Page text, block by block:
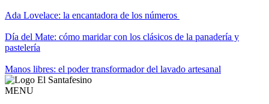
Ada Lovelace: la encantadora de los números
Día del Mate: cómo maridar con los clásicos de la panadería y
pastelería
Manos libres: el poder transformador del lavado artesanal
MENU